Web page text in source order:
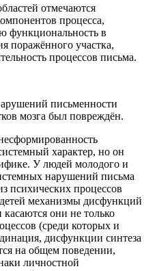
отмечаются
процесса,
функциональность в
поражённого участка,
процессов письма.
письменности
мозга был повреждён.
характер, но он
У людей молодого и
нарушений письма
психических процессов
механизмы дисфункций
они не только
(среди которых и
дисфункции синтеза
на общем поведении,
личностной